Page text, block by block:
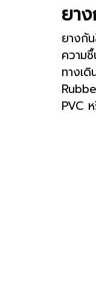
ยา
ยางกั
ความ
ทางเ
PVC